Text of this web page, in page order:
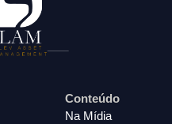
Conteúdo
Na Mídia